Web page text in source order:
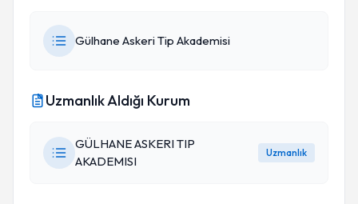
Gülhane Askeri Tip Akademisi
Uzmanlık Aldığı Kurum
GÜLHANE ASKERI TIP
AKADEMISI
Uzmanlık